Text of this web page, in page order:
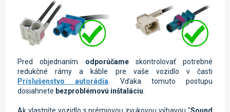
Pred objednaním odporúčameskontrolovať potrebné
redukčné rámy a káble pre vaše vozidlo v časti
Príslušenstvo autorádia . Vďaka tomuto postupu
dosiahnete bezproblémovú inštaláciu
Ak vlastníte vozidlo s prémiovou zvukovou výbavou "Sound